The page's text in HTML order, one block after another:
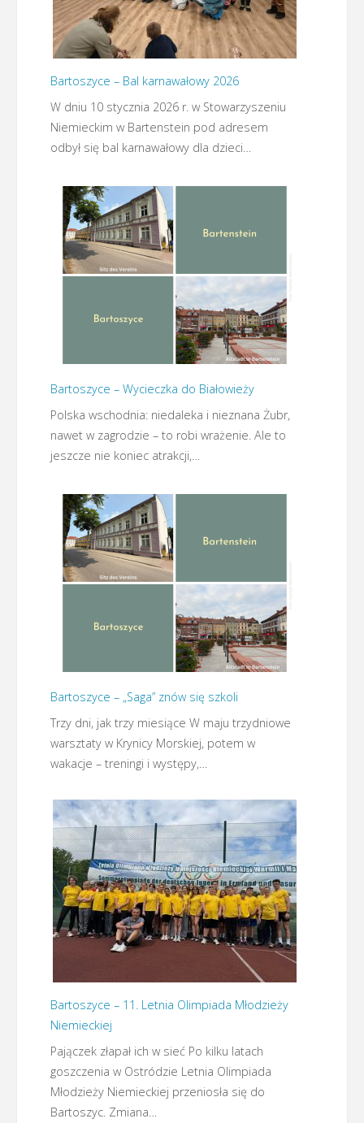
Bartoszyce – Bal karnawałowy 2026
W dniu 10 stycznia 2026 r. w Stowarzyszeniu
Niemieckim w Bartenstein pod adresem
odbył się bal karnawałowy dla dzieci…
Bartoszyce – Wycieczka do Białowieży
Polska wschodnia: niedaleka i nieznana Żubr,
nawet w zagrodzie – to robi wrażenie. Ale to
jeszcze nie koniec atrakcji,…
Bartoszyce – „Saga” znów się szkoli
Trzy dni, jak trzy miesiące W maju trzydniowe
warsztaty w Krynicy Morskiej, potem w
wakacje – treningi i występy,…
Bartoszyce – 11. Letnia Olimpiada Młodzieży
Niemieckiej
Pajączek złapał ich w sieć Po kilku latach
goszczenia w Ostródzie Letnia Olimpiada
Młodzieży Niemieckiej przeniosła się do
Bartoszyc. Zmiana…